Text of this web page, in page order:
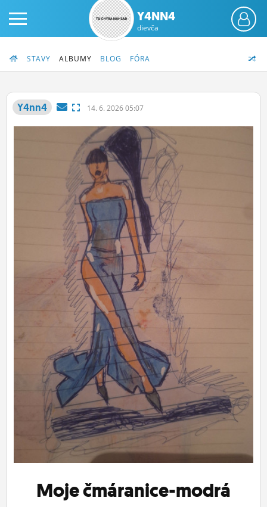
PRIHLÁS SA
ČINŽIAK
FÓRUM
STATUSY
BLOGY
OBRÁZKY
ĽUDIA
MÔJ PROFIL
NASTAVENIA
ROLETA
Y4NN4
dievča
STAVY ALBUMY BLOG FÓRA
Y4nn4 14. 6. 2026 05:07
Moje čmáranice-modrá